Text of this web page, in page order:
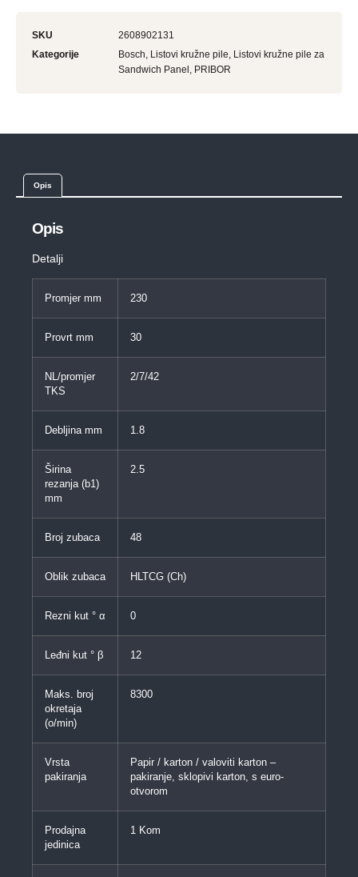
SKU
2608902131
Kategorije
Bosch Listovi kružne pile Listovi kružne pile za
Sandwich Panel PRIBOR
Opis
Opis
Detalji
Promjer mm 230
Provrt mm 30
NL/promjer
TKS
2/7/42
Debljina mm 1.8
Širina
rezanja (b1)
mm
2.5
Broj zubaca 48
Oblik zubaca HLTCG (Ch)
Rezni kut ° α 0
Leđni kut ° β 12
Maks. broj
okretaja
(o/min)
8300
Vrsta
pakiranja
Papir / karton / valoviti karton –
pakiranje, sklopivi karton, s euro-
otvorom
Prodajna
jedinica
1 Kom